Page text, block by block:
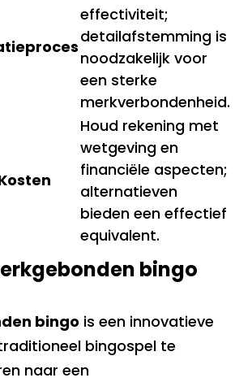
effectiviteit;
detailafstemming is
noodzakelijk voor
een sterke
merkverbondenheid.
Houd rekening met
wetgeving en
financiële aspecten;
alternatieven
bieden een effectief
equivalent.
bingo
bingo is een innovatieve
bingospel te
naar een